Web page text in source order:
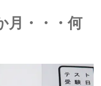
月・・・何